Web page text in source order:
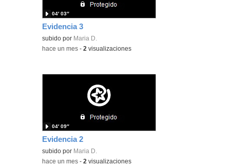
Evidencia 3
subido por Maria D.
04′ 03″
-hace un mes -2 visualizaciones
Evidencia 2
subido por Maria D.
04′ 09″
-hace un mes -2 visualizaciones